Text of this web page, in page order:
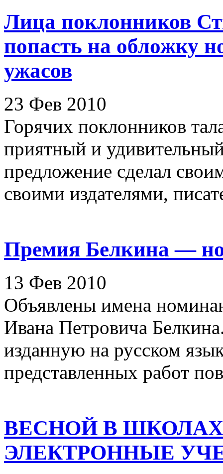
Лица поклонников
попасть на обложку
ужасов
23 Фев 2010
Горячих поклонников
приятный и
предложение сделал
своими издателями,
Премия Белкина —
13 Фев 2010
Объявлены имена
Ивана Петровича
изданную на русском
представленных работ
ВЕСНОЙ В
ЭЛЕКТРОННЫЕ